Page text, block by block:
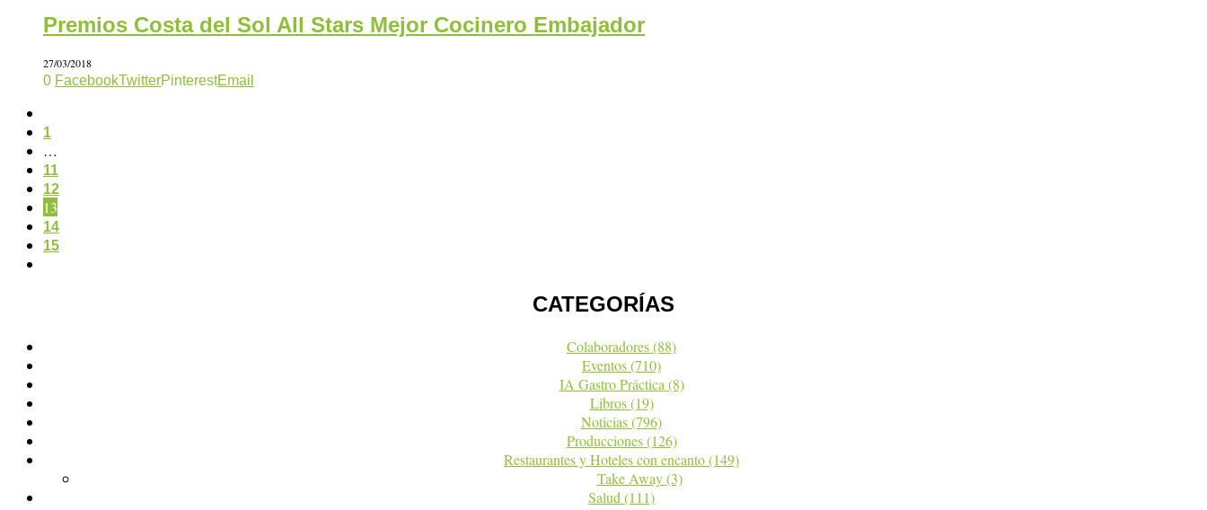
Premios Costa del Sol All Stars Mejor Cocinero Embajador
27/03/2018
0 FacebookTwitterPinterestEmail
1
…
11
12
13
14
15
CATEGORÍAS
Colaboradores(88)
Eventos(710)
IA Gastro Práctica (8)
Libros(19)
Noticias(796)
Producciones(126)
Restaurantes y Hoteles con encanto(149)
Take Away(3)
Salud (111)